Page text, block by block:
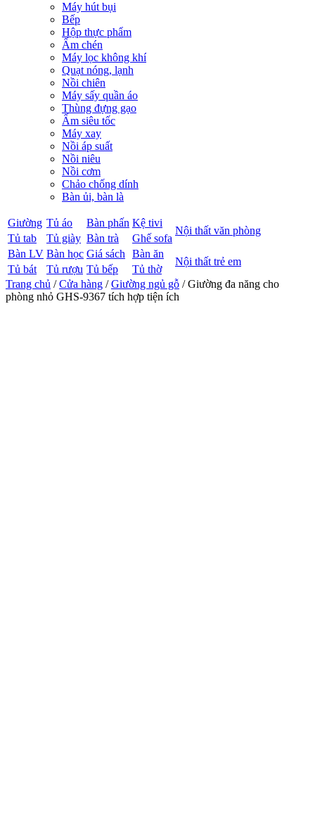
Máy hút bụi
Bếp
Hộp thực phẩm
Ấm chén
Máy lọc không khí
Quạt nóng, lạnh
Nồi chiên
Máy sấy quần áo
Thùng đựng gạo
Ấm siêu tốc
Máy xay
Nồi áp suất
Nồi niêu
Nồi cơm
Chảo chống dính
Bàn ủi, bàn là
Giường Tủ áo Bàn phấn Kệ tivi
Nội thất văn phòng
Tủ tab Tủ giày Bàn trà
Ghế sofa
Bàn LV Bàn học Giá sách Bàn ăn
Nội thất trẻ em
Tủ bát Tủ rượu Tủ bếp
Tủ thờ
Trang chủ /Cửa hàng /Giường ngủ gỗ / Giường đa năng cho
phòng nhỏ GHS-9367 tích hợp tiện ích